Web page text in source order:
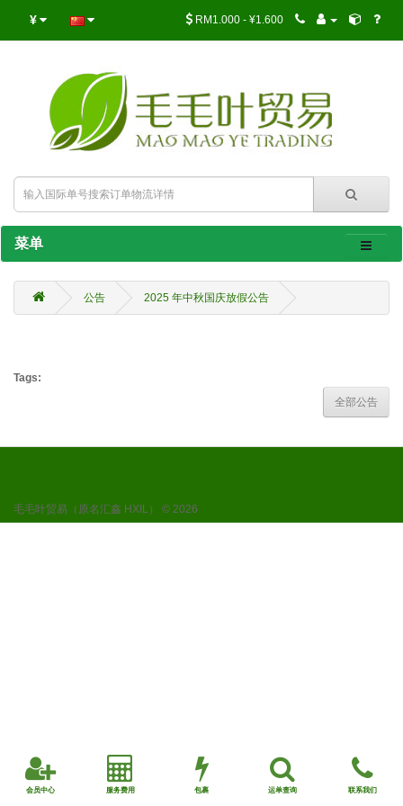
¥ RM1.000 - ¥1.600
菜单
公告 2025 年中秋国庆放假公告
Tags:
全部公告
毛毛叶贸易（原名汇鑫 HXIL） © 2026
会员中心 服务费用 包裹 运单查询 联系我们